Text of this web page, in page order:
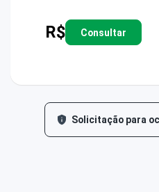
R$ Consultar
Solicitação para